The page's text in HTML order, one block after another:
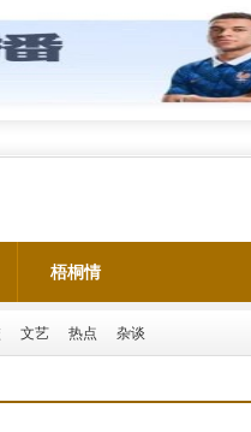
梧桐情
文艺 热点 杂谈